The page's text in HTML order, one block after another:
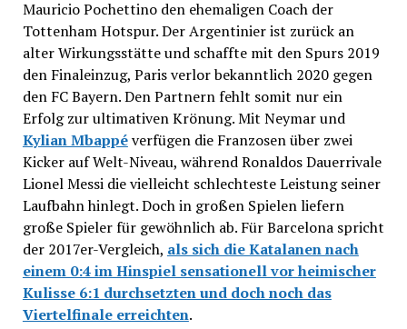
Mauricio Pochettino den ehemaligen Coach der
Tottenham Hotspur. Der Argentinier ist zurück an
alter Wirkungsstätte und schaffte mit den Spurs 2019
den Finaleinzug, Paris verlor bekanntlich 2020 gegen
den FC Bayern. Den Partnern fehlt somit nur ein
Erfolg zur ultimativen Krönung. Mit Neymar und
Kylian Mbappéverfügen die Franzosen über zwei
Kicker auf Welt-Niveau, während Ronaldos Dauerrivale
Lionel Messi die vielleicht schlechteste Leistung seiner
Laufbahn hinlegt. Doch in großen Spielen liefern
große Spieler für gewöhnlich ab. Für Barcelona spricht
der 2017er-Vergleich, als sich die Katalanen nach
einem 0:4 im Hinspiel sensationell vor heimischer
Kulisse 6:1 durchsetzten und doch noch das
Viertelfinale erreichten.